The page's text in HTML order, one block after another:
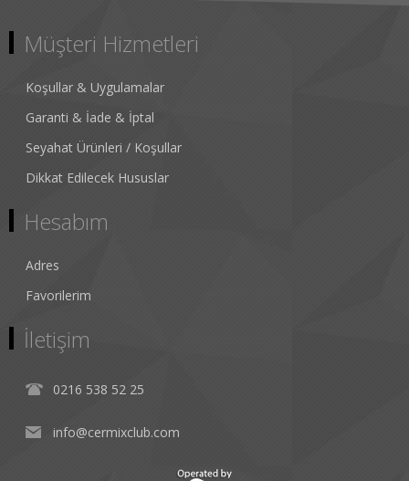
Müşteri Hizmetleri
Koşullar & Uygulamalar
Garanti & İade & İptal
Seyahat Ürünleri / Koşullar
Dikkat Edilecek Hususlar
Hesabım
Adres
Favorilerim
İletişim
0216 538 52 25
info@cermixclub.com